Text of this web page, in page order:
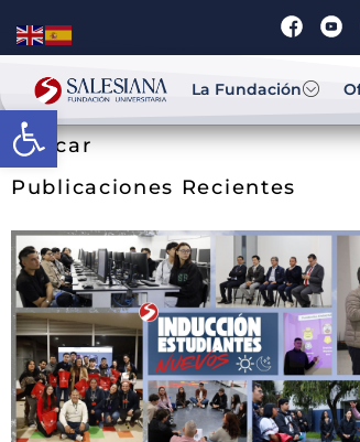
Abrir barra de
La Fundación
Buscar
Publicaciones Recientes